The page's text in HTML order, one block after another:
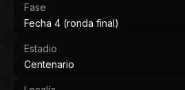
Fase
Fecha 4 (ronda final)
Estadio
Centenario